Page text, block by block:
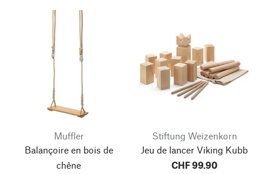
Muffler
Balançoire en bois de
chêne
Stiftung Weizenkorn
Jeu de lancer Viking Kubb
CHF 99.90